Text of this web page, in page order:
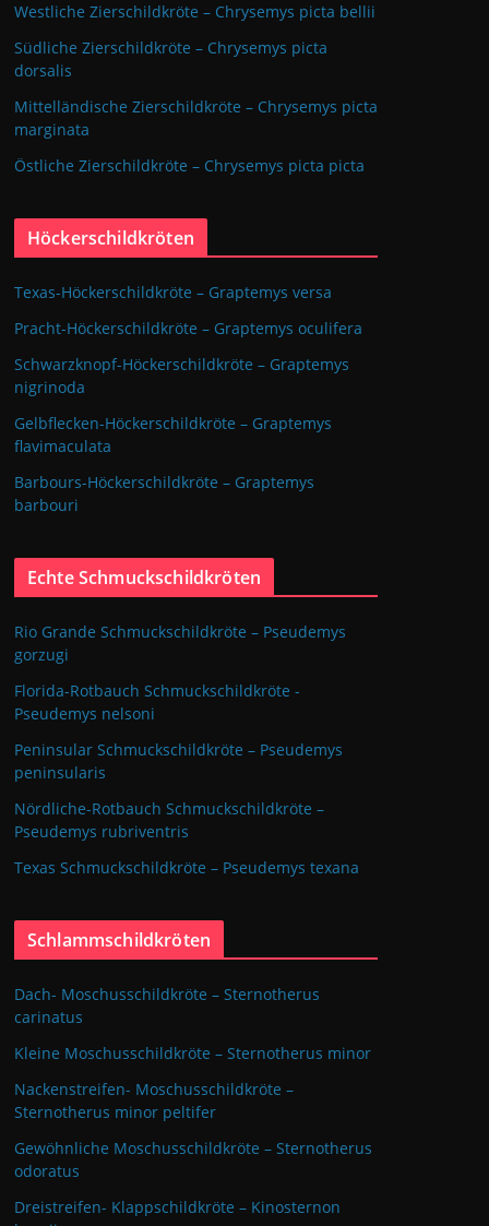
Westliche Zierschildkröte – Chrysemys picta bellii
Südliche Zierschildkröte – Chrysemys picta
dorsalis
Mittelländische Zierschildkröte – Chrysemys picta
marginata
Östliche Zierschildkröte – Chrysemys picta picta
Höckerschildkröten
Texas-Höckerschildkröte – Graptemys versa
Pracht-Höckerschildkröte – Graptemys oculifera
Schwarzknopf-Höckerschildkröte – Graptemys
nigrinoda
Gelbflecken-Höckerschildkröte – Graptemys
flavimaculata
Barbours-Höckerschildkröte – Graptemys
barbouri
Echte Schmuckschildkröten
Rio Grande Schmuckschildkröte – Pseudemys
gorzugi
Florida-Rotbauch Schmuckschildkröte -
Pseudemys nelsoni
Peninsular Schmuckschildkröte – Pseudemys
peninsularis
Nördliche-Rotbauch Schmuckschildkröte –
Pseudemys rubriventris
Texas Schmuckschildkröte – Pseudemys texana
Schlammschildkröten
Dach- Moschusschildkröte – Sternotherus
carinatus
Kleine Moschusschildkröte – Sternotherus minor
Nackenstreifen- Moschusschildkröte –
Sternotherus minor peltifer
Gewöhnliche Moschusschildkröte – Sternotherus
odoratus
Dreistreifen- Klappschildkröte – Kinosternon